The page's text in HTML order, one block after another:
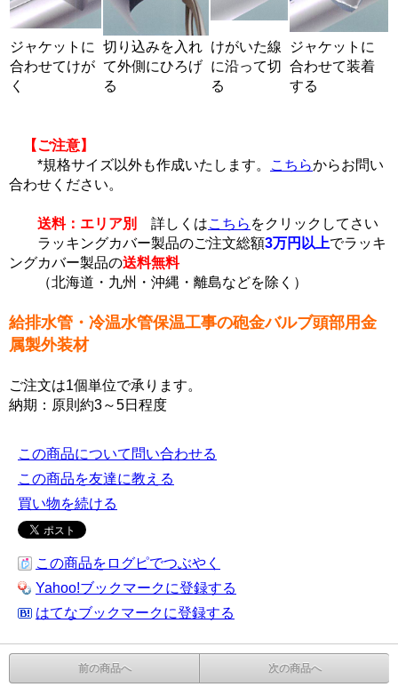
ジャケットに
合わせてけが
く
切り込みを入れ
て外側にひろげ
る
けがいた線
に沿って切
る
ジャケットに
合わせて装着
する
【ご注意】
*規格サイズ以外も作成いたします。
こちらからお問い
合わせください。
送料：エリア別 詳しくはこちら をクリックしてさい
ラッキングカバー製品のご注文総額3万円以上でラッキ
ングカバー製品の送料無料
（北海道・九州・沖縄・離島などを除く）
給排水管・冷温水管保温工事の砲金バルブ頭部用金
属製外装材
ご注文は1個単位で承ります。
納期：原則約3～5日程度
この商品について問い合わせる
この商品を友達に教える
買い物を続ける
この商品をログピでつぶやく
Yahoo!ブックマークに登録する
はてなブックマークに登録する
前の商品へ 次の商品へ